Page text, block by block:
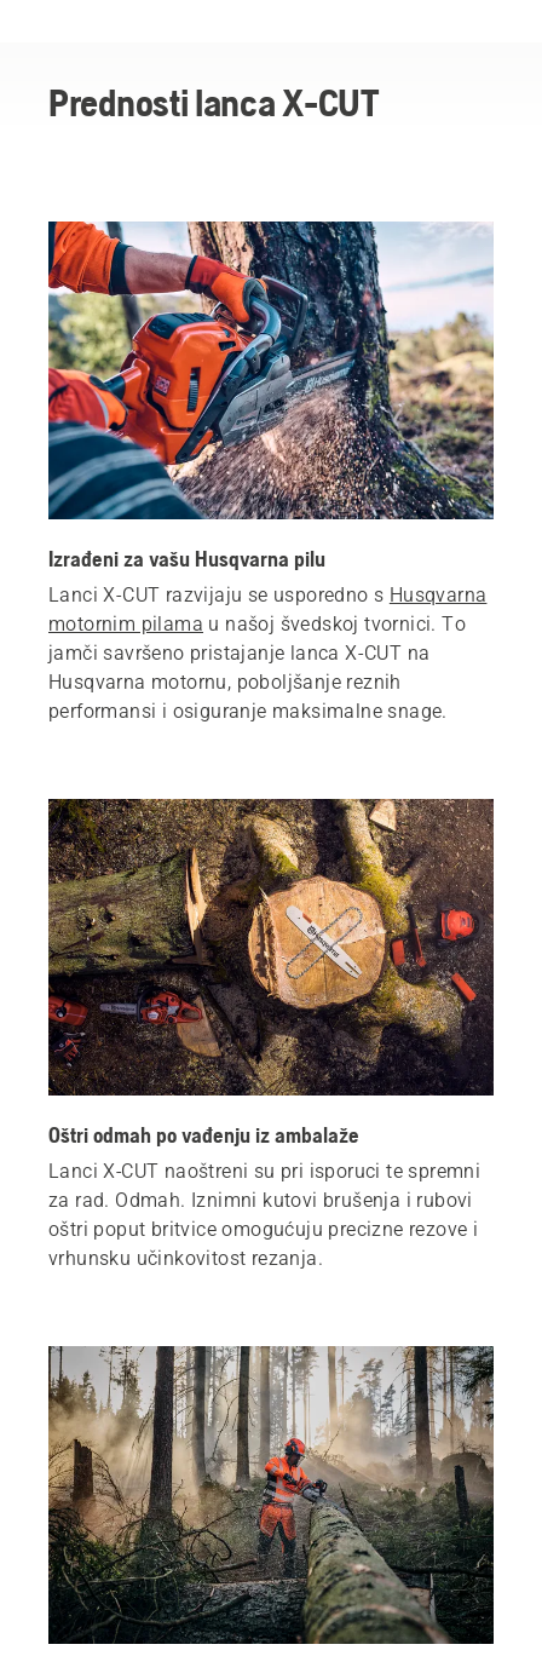
Prednosti lanca X-CUT
Izrađeni za vašu Husqvarna pilu
Lanci X-CUT razvijaju se usporedno s Husqvarna
motornim pilama u našoj švedskoj tvornici. To
jamči savršeno pristajanje lanca X-CUT na
Husqvarna motornu, poboljšanje reznih
performansi i osiguranje maksimalne snage.
Oštri odmah po vađenju iz ambalaže
Lanci X‑CUT naoštreni su pri isporuci te spremni
za rad. Odmah. Iznimni kutovi brušenja i rubovi
oštri poput britvice omogućuju precizne rezove i
vrhunsku učinkovitost rezanja.